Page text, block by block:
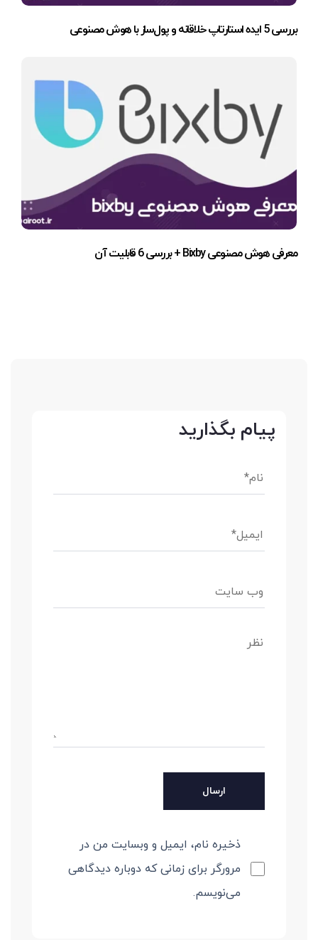
بررسی 5 ایده استارتاپ خلاقانه و پول‌ساز با هوش مصنوعی
معرفی هوش مصنوعی Bixby + بررسی 6 قابلیت آن
پیام بگذارید
ذخیره نام، ایمیل و وبسایت من در
مرورگر برای زمانی که دوباره دیدگاهی
می‌نویسم.